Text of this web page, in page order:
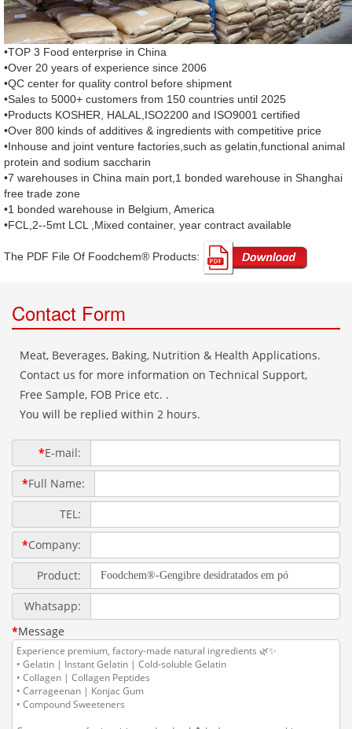
•TOP 3 Food enterprise in China
•Over 20 years of experience since 2006
•QC center for quality control before shipment
•Sales to 5000+ customers from 150 countries until 2025
•Products KOSHER, HALAL,ISO2200 and ISO9001 certified
•Over 800 kinds of additives & ingredients with competitive price
•Inhouse and joint venture factories,such as gelatin,functional animal
protein and sodium saccharin
•7 warehouses in China main port,1 bonded warehouse in Shanghai
free trade zone
•1 bonded warehouse in Belgium, America
•FCL,2--5mt LCL ,Mixed container, year contract available
The PDF File Of Foodchem® Products: